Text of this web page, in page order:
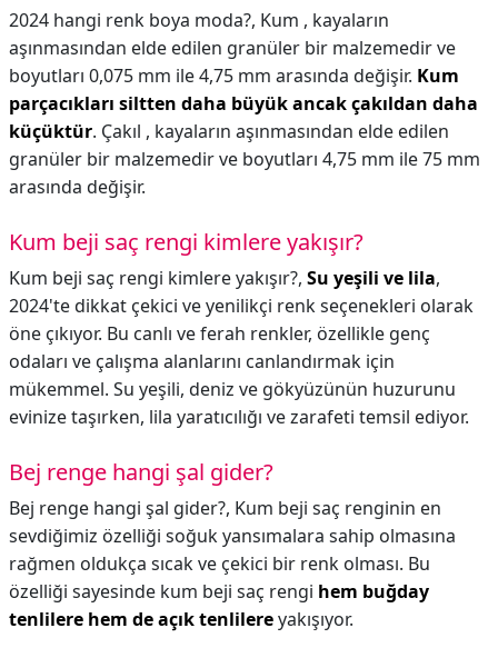
2024 hangi renk boya moda?, Kum , kayaların
aşınmasından elde edilen granüler bir malzemedir ve
boyutları 0,075 mm ile 4,75 mm arasında değişir. Kum
parçacıkları siltten daha büyük ancak çakıldan daha
küçüktür. Çakıl , kayaların aşınmasından elde edilen
granüler bir malzemedir ve boyutları 4,75 mm ile 75 mm
arasında değişir.
Kum beji saç rengi kimlere yakışır?
Kum beji saç rengi kimlere yakışır?, Su yeşili ve lila,
2024'te dikkat çekici ve yenilikçi renk seçenekleri olarak
öne çıkıyor. Bu canlı ve ferah renkler, özellikle genç
odaları ve çalışma alanlarını canlandırmak için
mükemmel. Su yeşili, deniz ve gökyüzünün huzurunu
evinize taşırken, lila yaratıcılığı ve zarafeti temsil ediyor.
Bej renge hangi şal gider?
Bej renge hangi şal gider?, Kum beji saç renginin en
sevdiğimiz özelliği soğuk yansımalara sahip olmasına
rağmen oldukça sıcak ve çekici bir renk olması. Bu
özelliği sayesinde kum beji saç rengi hem buğday
tenlilere hem de açık tenlilereyakışıyor.